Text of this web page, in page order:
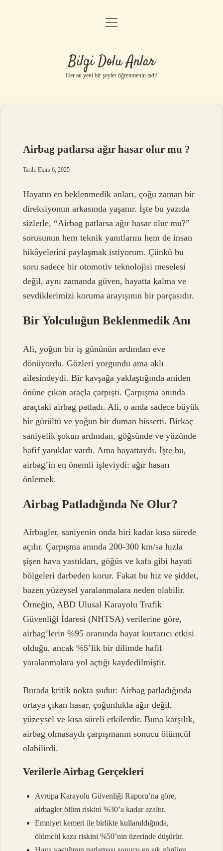
Anasayfa
Yasal Uyarı
menüyü
Bilgi Dolu Anlar
Her an yeni bir şeyler öğrenmenin tadı!
Airbag patlarsa ağır hasar olur mu ?
Tarih: Ekim 6, 2025
Hayatın en beklenmedik anları, çoğu zaman bir
direksiyonun arkasında yaşanır. İşte bu yazıda
sizlerle, “Airbag patlarsa ağır hasar olur mu?”
sorusunun hem teknik yanıtlarını hem de insan
hikâyelerini paylaşmak istiyorum. Çünkü bu
soru sadece bir otomotiv teknolojisi meselesi
değil, aynı zamanda güven, hayatta kalma ve
sevdiklerimizi koruma arayışının bir parçasıdır.
Bir Yolculuğun Beklenmedik Anı
Ali, yoğun bir iş gününün ardından eve
dönüyordu. Gözleri yorgundu ama aklı
ailesindeydi. Bir kavşağa yaklaştığında aniden
önüne çıkan araçla çarpıştı. Çarpışma anında
araçtaki airbag patladı. Ali, o anda sadece büyük
bir gürültü ve yoğun bir duman hissetti. Birkaç
saniyelik şokun ardından, göğsünde ve yüzünde
hafif yanıklar vardı. Ama hayattaydı. İşte bu,
airbag’in en önemli işleviydi: ağır hasarı
önlemek.
Airbag Patladığında Ne Olur?
Airbagler, saniyenin onda biri kadar kısa sürede
açılır. Çarpışma anında 200-300 km/sa hızla
şişen hava yastıkları, göğüs ve kafa gibi hayati
bölgeleri darbeden korur. Fakat bu hız ve şiddet,
bazen yüzeysel yaralanmalara neden olabilir.
Örneğin, ABD Ulusal Karayolu Trafik
Güvenliği İdaresi (NHTSA) verilerine göre,
airbag’lerin %95 oranında hayat kurtarıcı etkisi
olduğu, ancak %5’lik bir dilimde hafif
yaralanmalara yol açtığı kaydedilmiştir.
Burada kritik nokta şudur: Airbag patladığında
ortaya çıkan hasar, çoğunlukla ağır değil,
yüzeysel ve kısa süreli etkilerdir. Buna karşılık,
airbag olmasaydı çarpışmanın sonucu ölümcül
olabilirdi.
Verilerle Airbag Gerçekleri
Avrupa Karayolu Güvenliği Raporu’na göre,
airbagler ölüm riskini %30’a kadar azaltır.
Emniyet kemeri ile birlikte kullanıldığında,
ölümcül kaza riskini %50’nin üzerinde düşürür.